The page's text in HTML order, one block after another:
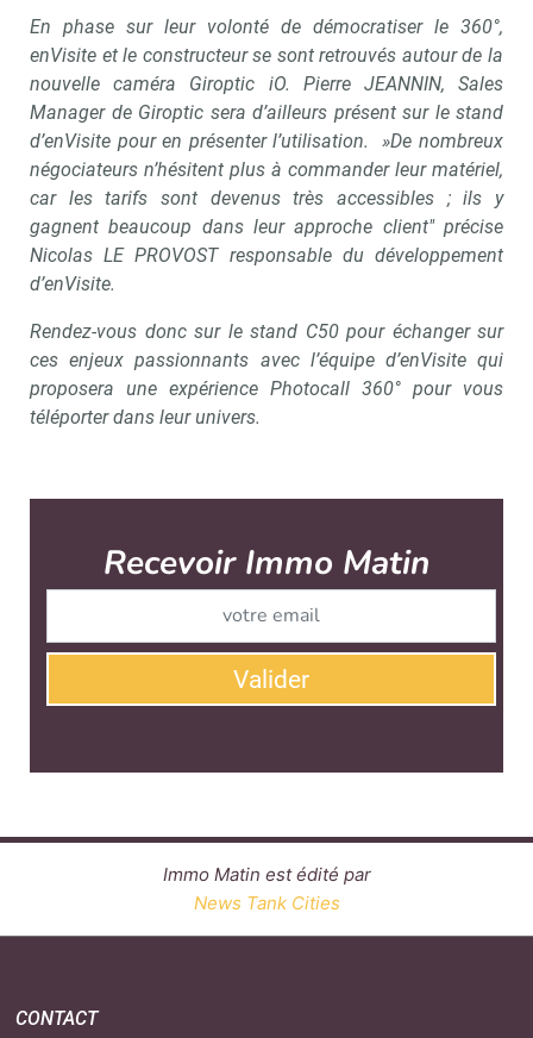
En phase sur leur volonté de démocratiser le 360°,
enVisite et le constructeur se sont retrouvés autour de la
nouvelle caméra Giroptic iO. Pierre JEANNIN, Sales
Manager de Giroptic sera d’ailleurs présent sur le stand
d’enVisite pour en présenter l’utilisation. »De nombreux
négociateurs n’hésitent plus à commander leur matériel,
car les tarifs sont devenus très accessibles ; ils y
gagnent beaucoup dans leur approche client" précise
Nicolas LE PROVOST responsable du développement
d’enVisite.
Rendez-vous donc sur le stand C50 pour échanger sur
ces enjeux passionnants avec l’équipe d’enVisite qui
proposera une expérience Photocall 360° pour vous
téléporter dans leur univers.
Recevoir Immo Matin
Valider
Immo Matin est édité par
News Tank Cities
CONTACT